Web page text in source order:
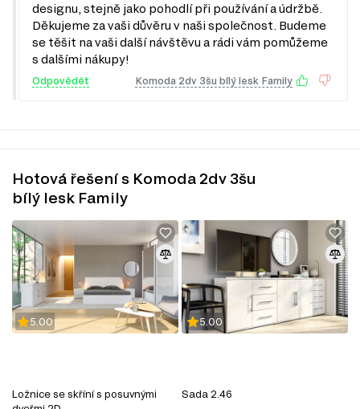
Toaletní stolky do ložnice
Šatní skříň
Noční stolky
Zrcadla
Kancelářské stoly
MODERNÍ STYL
Tento filtr vám pomůže najít kousky, které jsou nejen
designu, stejně jako pohodlí při používání a údržbě.
Děkujeme za vaši důvěru v naši společnost. Budeme
se těšit na vaši další návštěvu a rádi vám pomůžeme
s dalšími nákupy!
Odpovědět Komoda 2dv 3šu bílý lesk Family
Hotová řešení s Komoda 2dv 3šu
bílý lesk Family
5.00
Ložnice se skříní s posuvnými
5.00
Sada 2.46